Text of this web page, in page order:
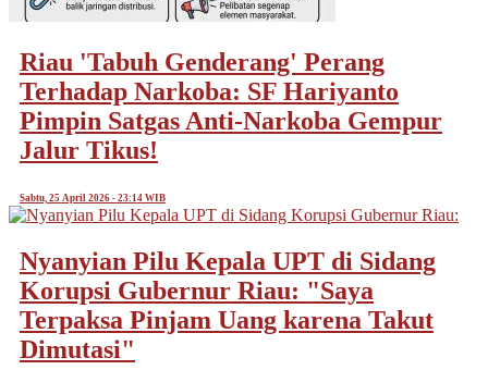
Riau 'Tabuh Genderang' Perang
Terhadap Narkoba: SF Hariyanto
Pimpin Satgas Anti-Narkoba Gempur
Jalur Tikus!
Sabtu, 25 April 2026 - 23:14 WIB
Nyanyian Pilu Kepala UPT di Sidang
Korupsi Gubernur Riau: "Saya
Terpaksa Pinjam Uang karena Takut
Dimutasi"